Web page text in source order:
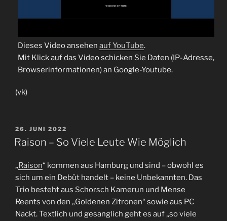
Dieses Video ansehen auf YouTube.
Mit Klick auf das Video schicken Sie Daten (IP-Adresse,
Browserinformationen) an Google-Youtube.
(vk)
VERÖFFENTLICHT
AM
26. JUNI 2022
Raison – So Viele Leute Wie Möglich
„Raison“ kommen aus Hamburg und sind – obwohl es
sich um ein Debüt handelt – keine Unbekannten. Das
Trio besteht aus Schorsch Kamerun und Mense
Reents von den „Goldenen Zitronen“ sowie aus PC
Nackt. Textlich und gesanglich geht es auf „so viele